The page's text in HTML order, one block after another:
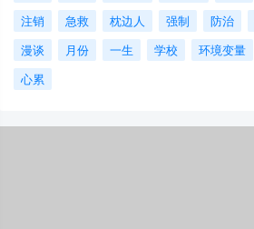
注销
急救 枕边人 强制 防治
漫谈
月份 一生 学校 环境变量
心累